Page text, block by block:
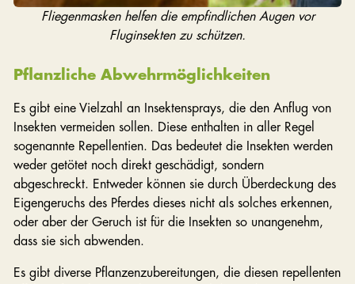
Fliegenmasken helfen die empfindlichen Augen vor
Fluginsekten zu schützen.
Pflanzliche Abwehrmöglichkeiten
Es gibt eine Vielzahl an Insektensprays, die den Anflug von
Insekten vermeiden sollen. Diese enthalten in aller Regel
sogenannte Repellentien. Das bedeutet die Insekten werden
weder getötet noch direkt geschädigt, sondern
abgeschreckt. Entweder können sie durch Überdeckung des
Eigengeruchs des Pferdes dieses nicht als solches erkennen,
oder aber der Geruch ist für die Insekten so unangenehm,
dass sie sich abwenden.
Es gibt diverse Pflanzenzubereitungen, die diesen repellenten